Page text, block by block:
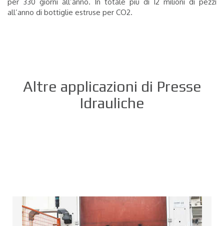
all’anno di bottiglie estruse per CO2.
Altre applicazioni di Presse
Idrauliche